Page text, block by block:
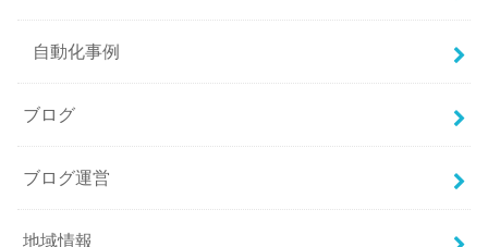
自動化事例
ブログ
ブログ運営
地域情報